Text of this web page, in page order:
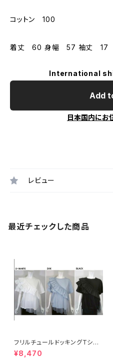
コットン 100
着丈 60 身幅 57 袖丈 17
International
Add
日本国内にお
レビュー
最近チェックした商品
フリルチュールドッキングTシャ
ツ 17625
¥8,470